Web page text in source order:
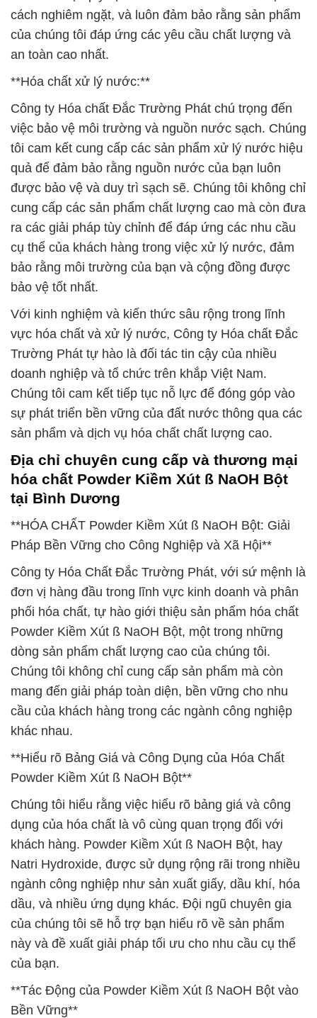
cách nghiêm ngặt, và luôn đảm bảo rằng sản phẩm
của chúng tôi đáp ứng các yêu cầu chất lượng và
an toàn cao nhất.
**Hóa chất xử lý nước:**
Công ty Hóa chất Đắc Trường Phát chú trọng đến
việc bảo vệ môi trường và nguồn nước sạch. Chúng
tôi cam kết cung cấp các sản phẩm xử lý nước hiệu
quả để đảm bảo rằng nguồn nước của bạn luôn
được bảo vệ và duy trì sạch sẽ. Chúng tôi không chỉ
cung cấp các sản phẩm chất lượng cao mà còn đưa
ra các giải pháp tùy chỉnh để đáp ứng các nhu cầu
cụ thể của khách hàng trong việc xử lý nước, đảm
bảo rằng môi trường của bạn và cộng đồng được
bảo vệ tốt nhất.
Với kinh nghiệm và kiến thức sâu rộng trong lĩnh
vực hóa chất và xử lý nước, Công ty Hóa chất Đắc
Trường Phát tự hào là đối tác tin cậy của nhiều
doanh nghiệp và tổ chức trên khắp Việt Nam.
Chúng tôi cam kết tiếp tục nỗ lực để đóng góp vào
sự phát triển bền vững của đất nước thông qua các
sản phẩm và dịch vụ hóa chất chất lượng cao.
Địa chỉ chuyên cung cấp và thương mại
hóa chất Powder Kiềm Xút ß NaOH Bột
tại Bình Dương
**HÓA CHẤT Powder Kiềm Xút ß NaOH Bột: Giải
Pháp Bền Vững cho Công Nghiệp và Xã Hội**
Công ty Hóa Chất Đắc Trường Phát, với sứ mệnh là
đơn vị hàng đầu trong lĩnh vực kinh doanh và phân
phối hóa chất, tự hào giới thiệu sản phẩm hóa chất
Powder Kiềm Xút ß NaOH Bột, một trong những
dòng sản phẩm chất lượng cao của chúng tôi.
Chúng tôi không chỉ cung cấp sản phẩm mà còn
mang đến giải pháp toàn diện, bền vững cho nhu
cầu của khách hàng trong các ngành công nghiệp
khác nhau.
**Hiểu rõ Bảng Giá và Công Dụng của Hóa Chất
Powder Kiềm Xút ß NaOH Bột**
Chúng tôi hiểu rằng việc hiểu rõ bảng giá và công
dụng của hóa chất là vô cùng quan trọng đối với
khách hàng. Powder Kiềm Xút ß NaOH Bột, hay
Natri Hydroxide, được sử dụng rộng rãi trong nhiều
ngành công nghiệp như sản xuất giấy, dầu khí, hóa
dầu, và nhiều ứng dụng khác. Đội ngũ chuyên gia
của chúng tôi sẽ hỗ trợ bạn hiểu rõ về sản phẩm
này và đề xuất giải pháp tối ưu cho nhu cầu cụ thể
của bạn.
**Tác Động của Powder Kiềm Xút ß NaOH Bột vào
Bền Vững**